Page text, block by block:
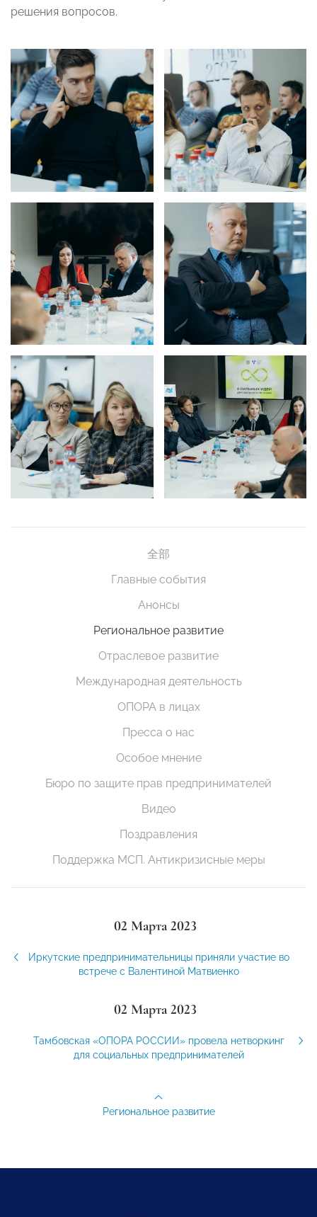
решения вопросов.
全部
Главные события
Анонсы
Региональное развитие
Отраслевое развитие
Международная деятельность
ОПОРА в лицах
Пресса о нас
Особое мнение
Бюро по защите прав предпринимателей
Видео
Поздравления
Поддержка МСП. Антикризисные меры
02 Марта 2023
Иркутские предпринимательницы приняли участие во
встрече с Валентиной Матвиенко
02 Марта 2023
Тамбовская «ОПОРА РОССИИ» провела нетворкинг
для социальных предпринимателей
Региональное развитие